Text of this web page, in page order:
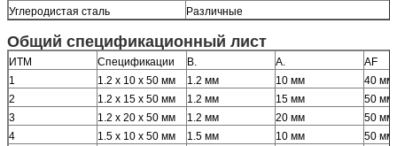
Углеродистая сталь
Различные
Общий спецификационный лист
ИТМ Спецификации В. А.
AF
1
1.2 х 10 х 50 мм 1.2 мм 10 мм
40 мм
2
1.2 х 15 х 50 мм 1.2 мм 15 мм
50 мм
3
1.2 х 20 х 50 мм 1.2 мм 20 мм
50 мм
4
1.5 х 10 х 50 мм 1.5 мм 10 мм
50 мм